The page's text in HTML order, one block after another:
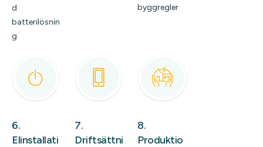
d
batterilösnin
g
byggregler
6.
Elinstallati
7.
Driftsättni
8.
Produktio